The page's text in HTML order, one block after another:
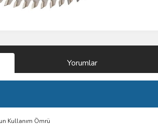
Yorumlar
Kullanım Ömrü